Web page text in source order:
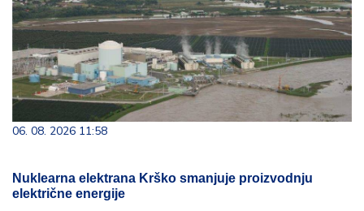
06. 08. 2026 11:58
Nuklearna elektrana Krško smanjuje proizvodnju
električne energije